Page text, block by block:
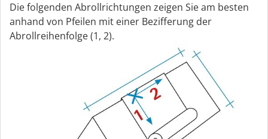
Die folgenden Abrollrichtungen zeigen Sie am besten
anhand von Pfeilen mit einer Bezifferung der
Abrollreihenfolge (1, 2).